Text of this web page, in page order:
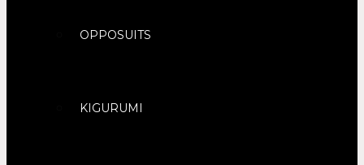
OPPOSUITS
KIGURUMI